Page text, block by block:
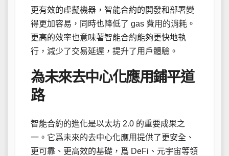
更有效的虛擬機器，智能合約的開發和部署變
得更加容易，同時也降低了 gas 費用的消耗。
更高的效率也意味著智能合約能夠更快地執
行，減少了交易延遲，提升了用戶體驗。
為未來去中心化應用鋪平道
路
智能合約的進化是以太坊 2.0 的重要成果之
一。它爲未來的去中心化應用提供了更安全、
更可靠、更高效的基礎，爲 DeFi、元宇宙等領